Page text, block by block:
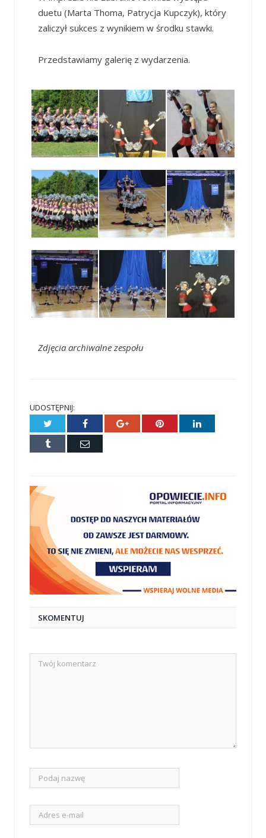
duetu (Marta Thoma, Patrycja Kupczyk), który
zaliczył sukces z wynikiem w środku stawki.
Przedstawiamy galerię z wydarzenia.
Zdjęcia archiwalne zespołu
UDOSTĘPNIJ:
Twitter Facebook Google+ Pinterest LinkedIn
Tumblr
E-
SKOMENTUJ